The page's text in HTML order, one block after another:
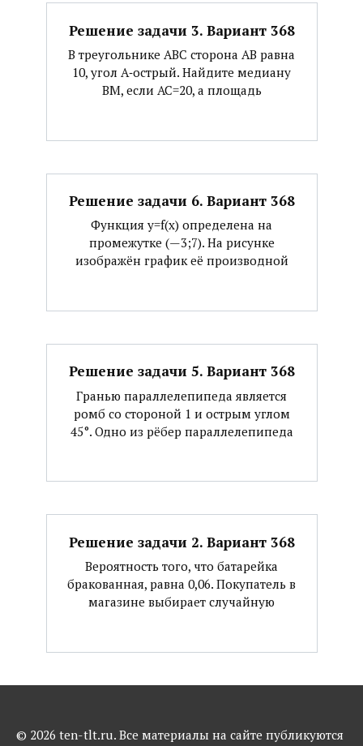
Решение задачи 3. Вариант 368
В треугольнике АВС сторона АВ равна
10, угол А‐острый. Найдите медиану
ВМ, если АС=20, а площадь
Решение задачи 6. Вариант 368
Функция y=f(x) определена на
промежутке (—3;7). На рисунке
изображён график её производной
Решение задачи 5. Вариант 368
Гранью параллелепипеда является
ромб со стороной 1 и острым углом
45°. Одно из рёбер параллелепипеда
Решение задачи 2. Вариант 368
Вероятность того, что батарейка
бракованная, равна 0,06. Покупатель в
магазине выбирает случайную
© 2026 ten-tlt.ru. Все материалы на сайте публикуются